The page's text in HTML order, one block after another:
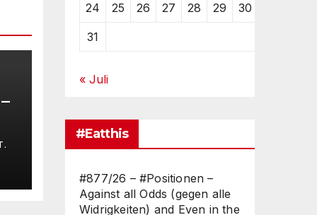
24 25 26 27 28 29 30
31
« Juli
#Eatthis
#877/26 – #Positionen –
Against all Odds (gegen alle
Widrigkeiten) and Even in the